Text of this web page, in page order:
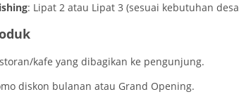
: Lipat 2 atau Lipat 3 (sesuai kebutuhan
kafe yang dibagikan ke pengunjung.
diskon bulanan atau Grand Opening.